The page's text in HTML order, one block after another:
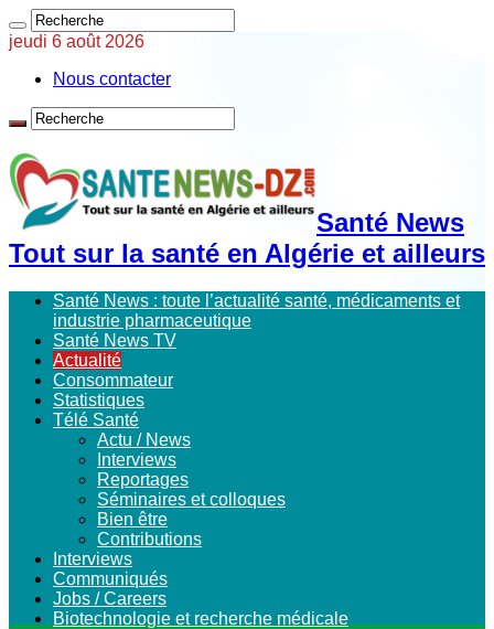
jeudi 6 août 2026
Nous contacter
Santé News
Tout sur la santé en Algérie et ailleurs
Santé News : toute l’actualité santé, médicaments et
industrie pharmaceutique
Santé News TV
Actualité
Consommateur
Statistiques
Télé Santé
Actu / News
Interviews
Reportages
Séminaires et colloques
Bien être
Contributions
Interviews
Communiqués
Jobs / Careers
Biotechnologie et recherche médicale